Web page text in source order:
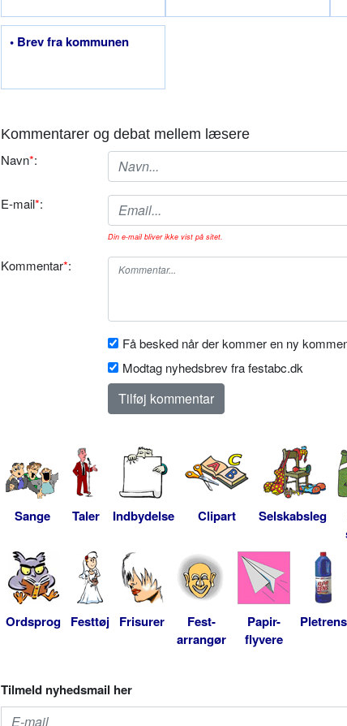
• Brev fra kommunen
Kommentarer og debat mellem læsere
Navn*:
E-mail*:
Din e-mail bliver ikke vist på sitet.
Kommentar*:
Få besked når der kommer en ny
Modtag nyhedsbrev fra festabc.dk
Sange Taler Indbydelse Clipart Selskabsleg
Ordsprog Festtøj Frisurer
Fest-
arrangør
Papir-
flyvere
Pletrens
Tilmeld nyhedsmail her